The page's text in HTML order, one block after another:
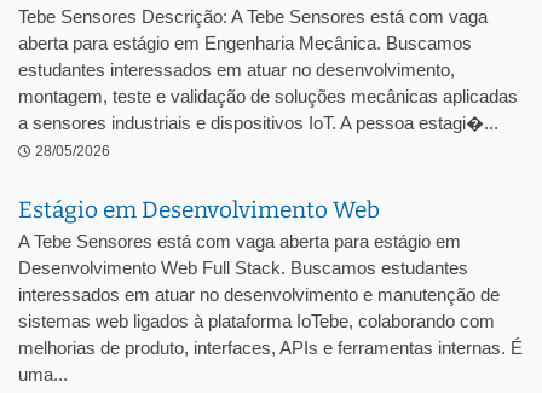
Tebe Sensores Descrição: A Tebe Sensores está com vaga
aberta para estágio em Engenharia Mecânica. Buscamos
estudantes interessados em atuar no desenvolvimento,
montagem, teste e validação de soluções mecânicas aplicadas
a sensores industriais e dispositivos IoT. A pessoa estagi�...
28/05/2026
Estágio em Desenvolvimento Web
A Tebe Sensores está com vaga aberta para estágio em
Desenvolvimento Web Full Stack. Buscamos estudantes
interessados em atuar no desenvolvimento e manutenção de
sistemas web ligados à plataforma IoTebe, colaborando com
melhorias de produto, interfaces, APIs e ferramentas internas. É
uma...